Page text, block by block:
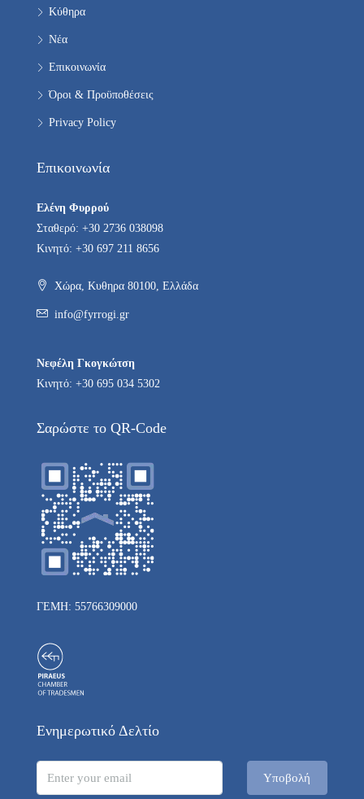
Κύθηρα
Νέα
Επικοινωνία
Όροι & Προϋποθέσεις
Privacy Policy
Επικοινωνία
Ελένη Φυρρού
Σταθερό: +30 2736 038098
Κινητό: +30 697 211 8656
Χώρα, Κυθηρα 80100, Ελλάδα
info@fyrrogi.gr
Νεφέλη Γκογκώτση
Κινητό: +30 695 034 5302
Σαρώστε το QR-Code
ΓΕΜΗ: 55766309000
Ενημερωτικό Δελτίο
Υποβολή